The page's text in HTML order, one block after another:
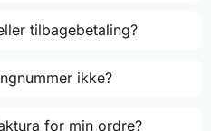
tilbagebetaling?
ikke?
for min ordre?